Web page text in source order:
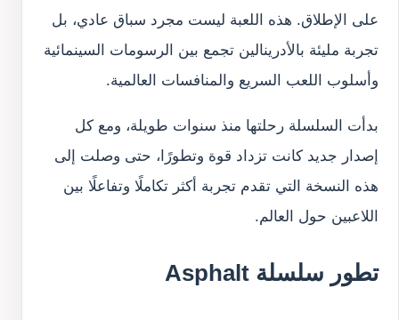
على الإطلاق. هذه اللعبة ليست مجرد سباق عادي، بل
تجربة مليئة بالأدرينالين تجمع بين الرسومات السينمائية
وأسلوب اللعب السريع والمنافسات العالمية.
بدأت السلسلة رحلتها منذ سنوات طويلة، ومع كل
إصدار جديد كانت تزداد قوة وتطورًا، حتى وصلت إلى
هذه النسخة التي تقدم تجربة أكثر تكاملًا وتفاعلًا بين
اللاعبين حول العالم.
تطور سلسلة Asphalt